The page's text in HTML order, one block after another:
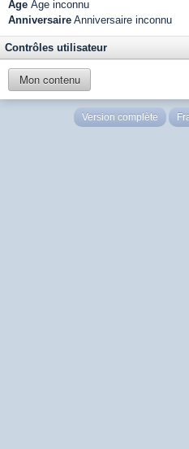
Âge Âge inconnu
Anniversaire Anniversaire inconnu
Contrôles utilisateur
Mon contenu
Version complète